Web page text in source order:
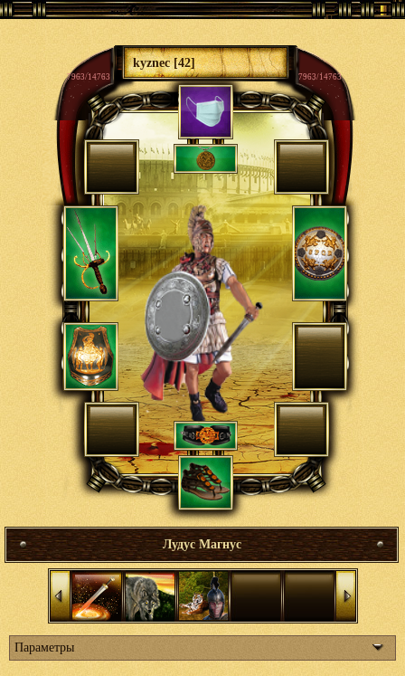
kyznec [42]
7969/14763 7969/14763
Лудус Магнус
Параметры